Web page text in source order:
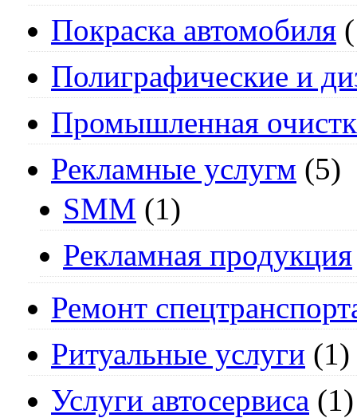
Покраска автомобиля
Полиграфические и
Промышленная
Рекламные услугм (5)
SMM (1)
Рекламная продукция
Ремонт
Ритуальные услуги (1)
Услуги автосервиса (1)